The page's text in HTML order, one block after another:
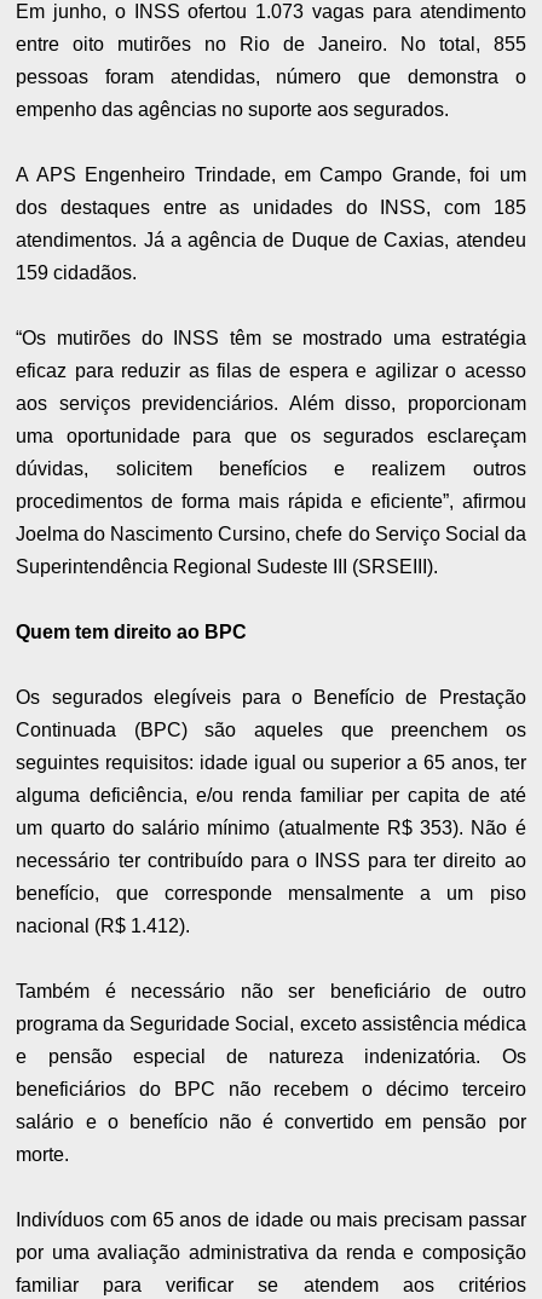
Em junho, o INSS ofertou 1.073 vagas para atendimento
entre oito mutirões no Rio de Janeiro. No total, 855
pessoas foram atendidas, número que demonstra o
empenho das agências no suporte aos segurados.
A APS Engenheiro Trindade, em Campo Grande, foi um
dos destaques entre as unidades do INSS, com 185
atendimentos. Já a agência de Duque de Caxias, atendeu
159 cidadãos.
“Os mutirões do INSS têm se mostrado uma estratégia
eficaz para reduzir as filas de espera e agilizar o acesso
aos serviços previdenciários. Além disso, proporcionam
uma oportunidade para que os segurados esclareçam
dúvidas, solicitem benefícios e realizem outros
procedimentos de forma mais rápida e eficiente”, afirmou
Joelma do Nascimento Cursino, chefe do Serviço Social da
Superintendência Regional Sudeste III (SRSEIII).
Quem tem direito ao BPC
Os segurados elegíveis para o Benefício de Prestação
Continuada (BPC) são aqueles que preenchem os
seguintes requisitos: idade igual ou superior a 65 anos, ter
alguma deficiência, e/ou renda familiar per capita de até
um quarto do salário mínimo (atualmente R$ 353). Não é
necessário ter contribuído para o INSS para ter direito ao
benefício, que corresponde mensalmente a um piso
nacional (R$ 1.412).
Também é necessário não ser beneficiário de outro
programa da Seguridade Social, exceto assistência médica
e pensão especial de natureza indenizatória. Os
beneficiários do BPC não recebem o décimo terceiro
salário e o benefício não é convertido em pensão por
morte.
Indivíduos com 65 anos de idade ou mais precisam passar
por uma avaliação administrativa da renda e composição
familiar para verificar se atendem aos critérios